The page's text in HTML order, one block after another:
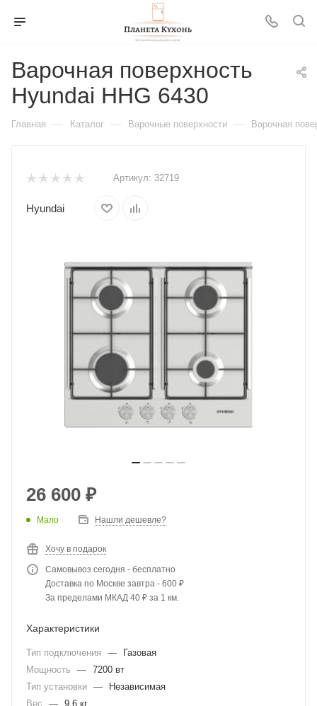
Варочная поверхность
Hyundai HHG 6430
Главная — Каталог — Варочные поверхности — Варочная
Артикул: 32719
Hyundai
26 600 ₽
Мало Нашли дешевле?
Хочу в подарок
Самовывоз сегодня - бесплатно
Доставка по Москве завтра - 600 ₽
За пределами МКАД 40 ₽ за 1 км.
Характеристики
Тип подключения —
Газовая
Мощность
— 7200 вт
Тип установки —
Независимая
Вес
— 9.6 кг